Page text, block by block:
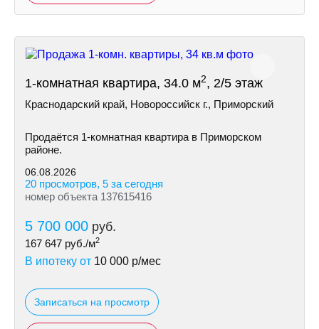
1-комнатная квартира, 34.0 м2, 2/5 этаж
Краснодарский край, Новороссийск г., Приморский
Продаётся 1-комнатная квартира в Приморском
районе.
06.08.2026
20 просмотров, 5 за сегодня
номер объекта 137615416
5 700 000 руб.
167 647 руб./м2
В ипотеку от 10 000 р/мес
Записаться на просмотр